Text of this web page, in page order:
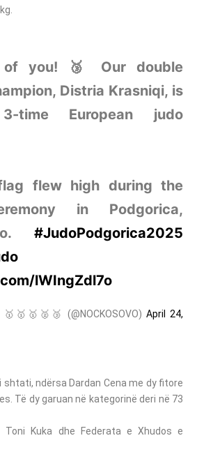
of you! 🥉 Our double
Distria Krasniqi, is
time European judo
flew high during the
in Podgorica,
#JudoPodgorica2025
lWIngZdl7o
🥇🥇🥇🥈🥉 (@NOCKOSOVO) April 24,
shtati, ndërsa Dardan Cena me dy fitore
Të dy garuan në kategorinë deri në 73
Toni Kuka dhe Federata e Xhudos e